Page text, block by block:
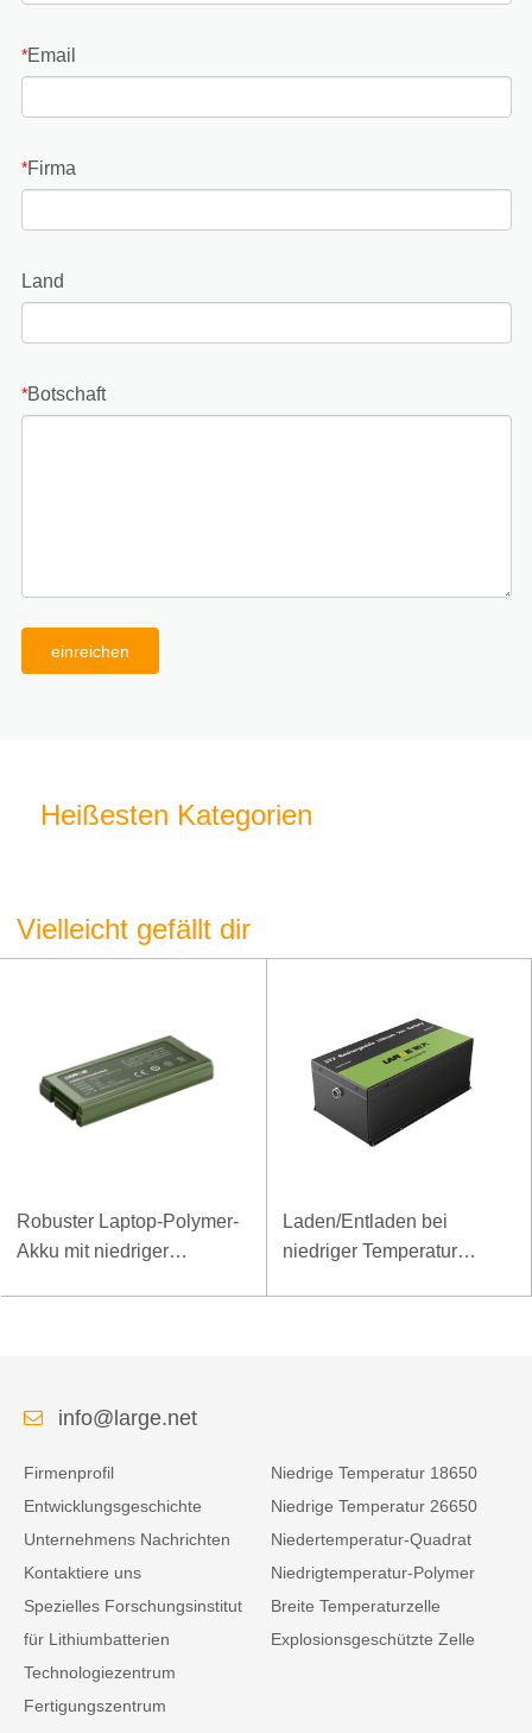
*Email
*Firma
Land
*Botschaft
einreichen
Heißesten Kategorien
Vielleicht gefällt dir
Robuster Laptop-Polymer-
Akku mit niedriger
Laden/Entladen bei
niedriger Temperatur
info@large.net
Firmenprofil
Entwicklungsgeschichte
Unternehmens Nachrichten
Kontaktiere uns
Spezielles Forschungsinstitut
für Lithiumbatterien
Technologiezentrum
Fertigungszentrum
Niedrige Temperatur 18650
Niedrige Temperatur 26650
Niedertemperatur-Quadrat
Niedrigtemperatur-Polymer
Breite Temperaturzelle
Explosionsgeschützte Zelle